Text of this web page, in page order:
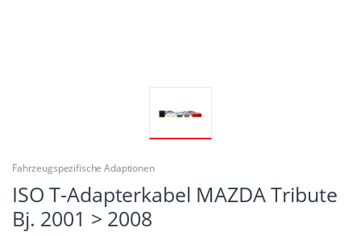
Fahrzeugspezifische Adaptionen
ISO T-Adapterkabel MAZDA Tribute
Bj. 2001 > 2008